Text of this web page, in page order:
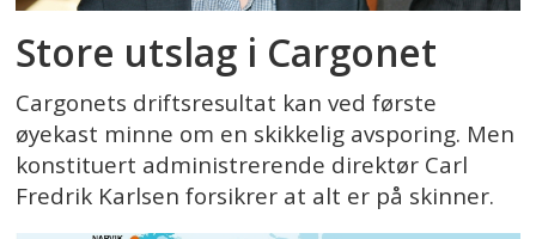
Store utslag i Cargonet
Cargonets driftsresultat kan ved første
øyekast minne om en skikkelig avsporing. Men
konstituert administrerende direktør Carl
Fredrik Karlsen forsikrer at alt er på skinner.